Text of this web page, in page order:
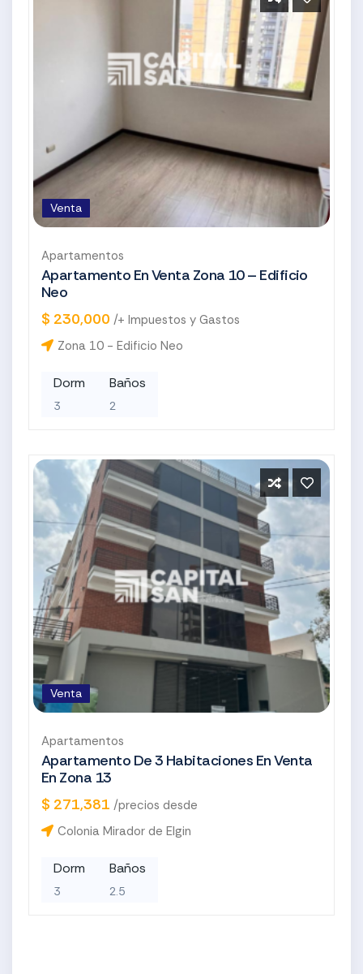
Venta
Apartamentos
Apartamento En Venta Zona 10 – Edificio
Neo
$ 230,000 /+ Impuestos y Gastos
Zona 10 - Edificio Neo
Dorm
3
Baños
2
Venta
Apartamentos
Apartamento De 3 Habitaciones En Venta
En Zona 13
$ 271,381 /precios desde
Colonia Mirador de Elgin
Dorm
3
Baños
2.5